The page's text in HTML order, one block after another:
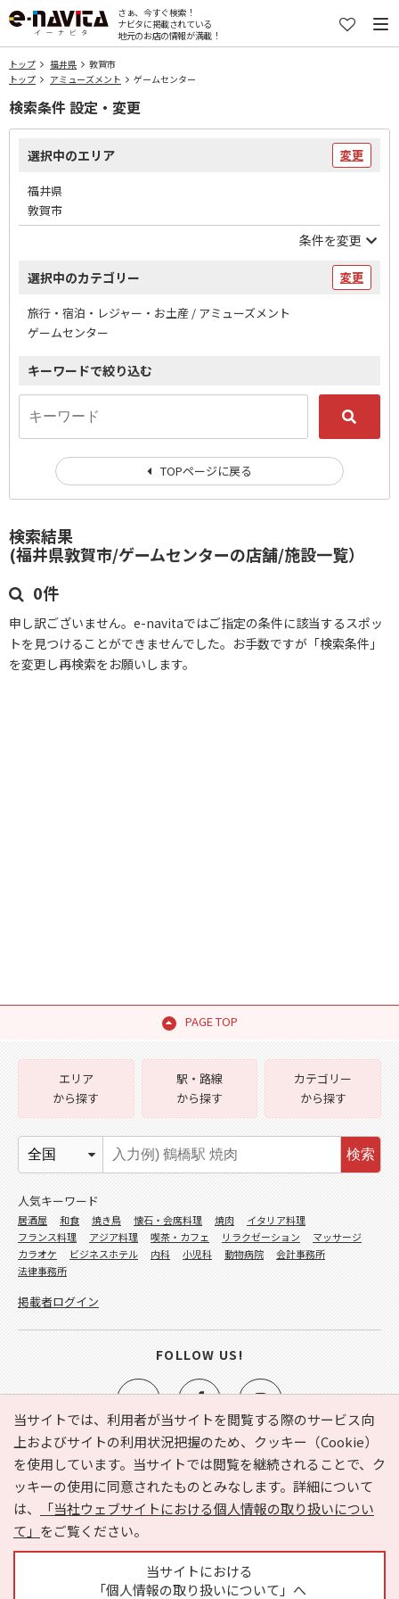
さぁ、今すぐ検索！
ナビタに掲載されている
地元のお店の情報が満載！
トップ 福井県
敦賀市
トップ
アミューズメント ゲームセンター
検索結果
(福井県敦賀市/ゲームセンターの店舗/施設一覧）
0件
申し訳ございません。e-navitaではご指定の条件に該当するスポッ
トを見つけることができませんでした。お手数ですが「検索条件」
を変更し再検索をお願いします。
検索条件 設定・変更
選択中のエリア 変更
福井県
敦賀市
条件を変更
選択中のカテゴリー 変更
旅行・宿泊・レジャー・お土産 / アミューズメント
ゲームセンター
キーワードで絞り込む
TOPページに戻る
PAGE TOP
当サイトでは、利用者が当サイトを閲覧する際のサービス向
上およびサイトの利用状況把握のため、クッキー（Cookie）
を使用しています。当サイトでは閲覧を継続されることで、ク
ッキーの使用に同意されたものとみなします。詳細について
は、
「当社ウェブサイトにおける個人情報の取り扱いについ
て」 をご覧ください。
当サイトにおける
「個人情報の取り扱いについて」へ
e-NAVITA（イーナビタ）とは？ お気に入り
ヘルプ
利用規約
個人情報の取り扱いについて
運営会社
サイトマップ
広告掲載に関するお問い合わせ
エリア
から探す
駅・路線
から探す
カテゴリー
から探す
検索
人気キーワード
居酒屋 和食 焼き鳥 懐石・会席料理 焼肉
イタリア料理
フランス料理
アジア料理 喫茶・カフェ リラクゼーション
マッサージ
カラオケ
ビジネスホテル 内科 小児科 動物病院
会計事務所
法律事務所
掲載者ログイン
FOLLOW US!